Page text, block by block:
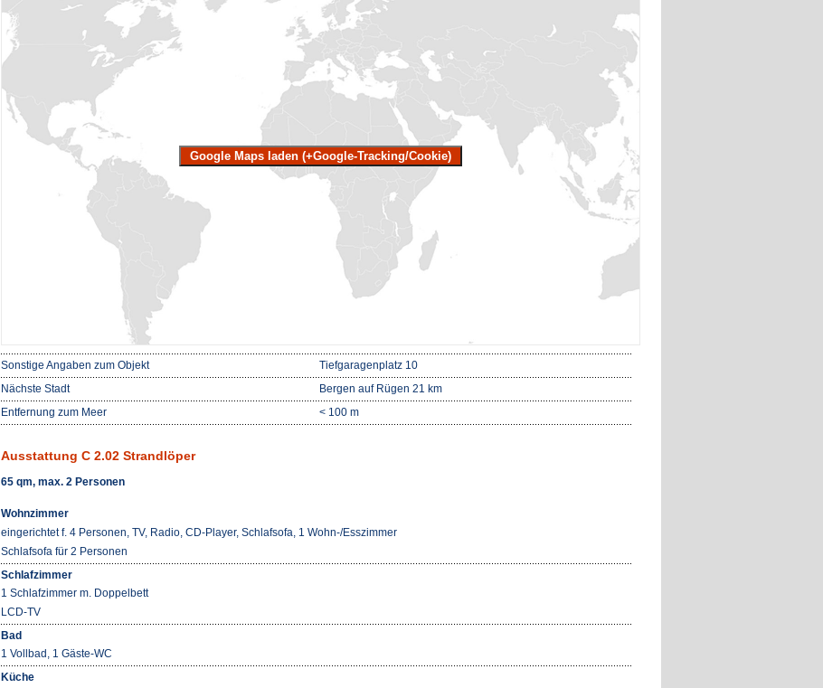
Google Maps laden (+Google-Tracking/Cookie)
Sonstige Angaben zum Objekt
Tiefgaragenplatz 10
Nächste Stadt
Bergen auf Rügen 21 km
Entfernung zum Meer
< 100 m
Ausstattung C 2.02 Strandlöper
65 qm, max. 2 Personen
Wohnzimmer
eingerichtet f. 4 Personen, TV, Radio, CD-Player, Schlafsofa, 1 Wohn-/Esszimmer
Schlafsofa für 2 Personen
Schlafzimmer
1 Schlafzimmer m. Doppelbett
LCD-TV
Bad
1 Vollbad, 1 Gäste-WC
Küche